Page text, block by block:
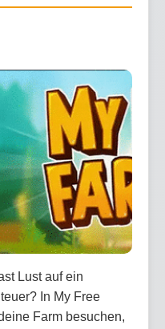
Lust auf ein
In My Free
Farm besuchen,